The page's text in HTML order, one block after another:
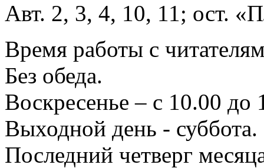
Авт. 2, 3, 4, 10, 11; ост.
Время работы с
Без обеда.
Воскресенье – с 10.00 до
Выходной день - суббота.
Последний четверг